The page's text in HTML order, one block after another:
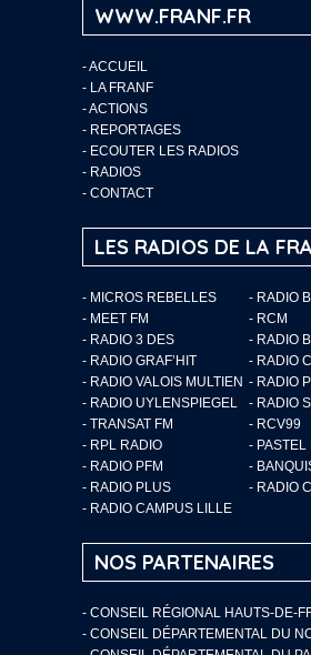
WWW.FRANF.FR
-ACCUEIL
- LA FRANF
-ACTIONS
- REPORTAGES
- ECOUTER LES RADIOS
- RADIOS
- CONTACT
LES RADIOS DE LA
- MICROS REBELLES
- RADIO
- MEET FM
- RCM
- RADIO 3 DES
- RADIO
- RADIO GRAF’HIT
- RADIO
- RADIO VALOIS MULTIEN - RADIO
- RADIO UYLENSPIEGEL
- RADIO
- TRANSAT FM
- RCV99
- RPL RADIO
- PASTEL
- RADIO PFM
-
- RADIO PLUS
- RADIO
- RADIO CAMPUS LILLE
NOS PARTENAIRES
- CONSEIL RÉGIONAL HAUTS-DE-
- CONSEIL DÉPARTEMENTAL DU